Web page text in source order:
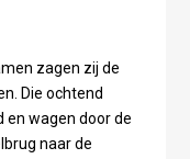
zagen zij de
Die ochtend
en wagen door de
naar de